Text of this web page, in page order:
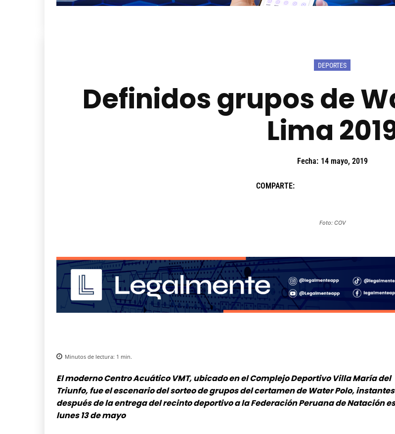
DEPORTES
Definidos grupos de
Lima
Fecha: 14 mayo, 2019
COMPARTE:
Foto: COV
Minutos de lectura: 1 min.
El moderno Centro Acuático VMT, ubicado en el Complejo Deportivo Villa María del
Triunfo, fue el escenario del sorteo de grupos del certamen de Water Polo, instantes
después de la entrega del recinto deportivo a la Federación Peruana de Natación
lunes 13 de mayo